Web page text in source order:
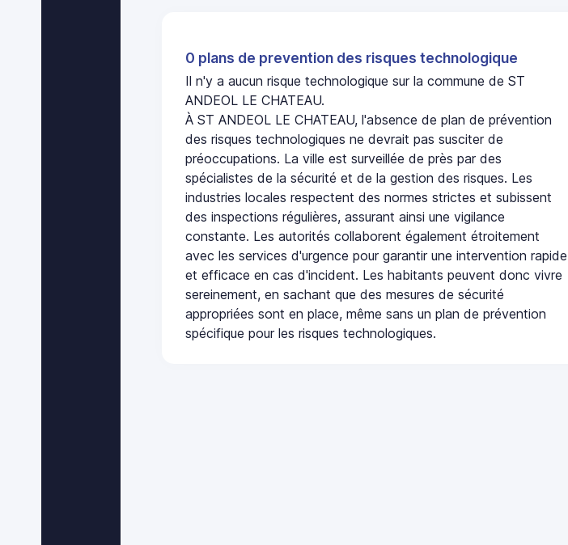
0 plans de prevention des risques technologique
Il n'y a aucun risque technologique sur la commune de ST
ANDEOL LE CHATEAU.
À ST ANDEOL LE CHATEAU, l'absence de plan de prévention
des risques technologiques ne devrait pas susciter de
préoccupations. La ville est surveillée de près par des
spécialistes de la sécurité et de la gestion des risques. Les
industries locales respectent des normes strictes et subissent
des inspections régulières, assurant ainsi une vigilance
constante. Les autorités collaborent également étroitement
avec les services d'urgence pour garantir une intervention rapide
et efficace en cas d'incident. Les habitants peuvent donc vivre
sereinement, en sachant que des mesures de sécurité
appropriées sont en place, même sans un plan de prévention
spécifique pour les risques technologiques.